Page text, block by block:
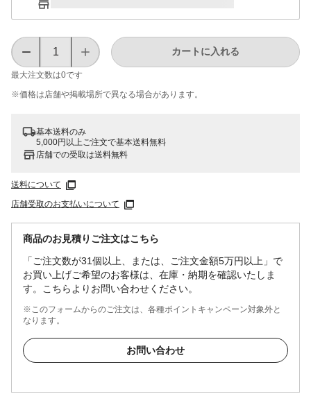
最大注文数は0です
カートに入れる
※価格は​店舗や​掲載場所で​異なる​場合が​あります。
基本送料のみ
5,000円以上ご注文で基本送料無料
店舗での受取は送料無料
送料について
店舗受取のお支払いについて
商品のお見積りご注文はこちら
「ご注文数が31個以上、または、ご注文金額5万円以上」で
お買い上げご希望のお客様は、在庫・納期を確認いたしま
す。こちらよりお問い合わせください。
※このフォームからのご注文は、各種ポイントキャンペーン対象外と
なります。
お問い合わせ